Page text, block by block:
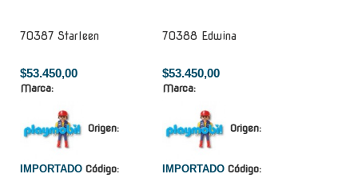
70387 Starleen
$53.450,00
Marca:
Origen:
IMPORTADO Código:
70388 Edwina
$53.450,00
Marca:
Origen:
IMPORTADO Código: